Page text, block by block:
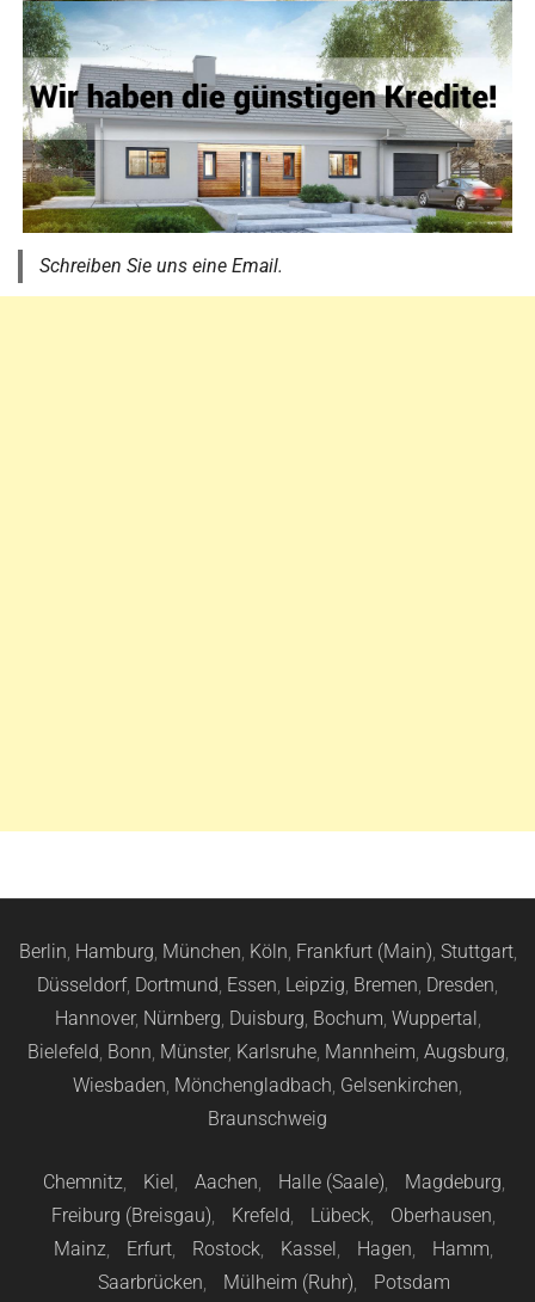
Schreiben Sie uns eine Email.
Berlin, Hamburg, München, Köln, Frankfurt (Main), Stuttgart,
Düsseldorf, Dortmund, Essen, Leipzig, Bremen, Dresden,
Hannover, Nürnberg, Duisburg, Bochum, Wuppertal,
Bielefeld, Bonn, Münster, Karlsruhe, Mannheim, Augsburg,
Wiesbaden, Mönchengladbach, Gelsenkirchen,
Braunschweig
Chemnitz, Kiel, Aachen, Halle (Saale), Magdeburg,
Freiburg (Breisgau), Krefeld, Lübeck, Oberhausen,
Mainz, Erfurt, Rostock, Kassel, Hagen, Hamm,
Saarbrücken, Mülheim (Ruhr), Potsdam